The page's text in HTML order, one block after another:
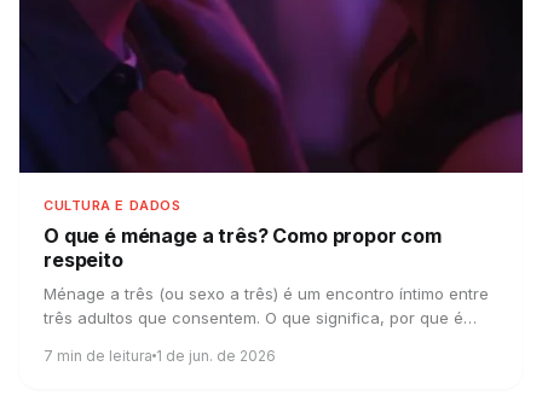
CULTURA E DADOS
O que é ménage a três? Como propor com
respeito
Ménage a três (ou sexo a três) é um encontro íntimo entre
três adultos que consentem. O que significa, por que é
7 min de leitura 1 de jun. de 2026